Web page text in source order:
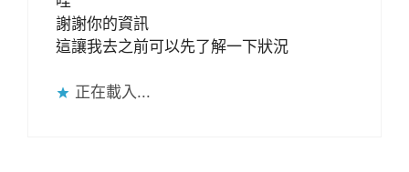
謝謝你的資訊
這讓我去之前可以先了解一下狀況
正在載入...